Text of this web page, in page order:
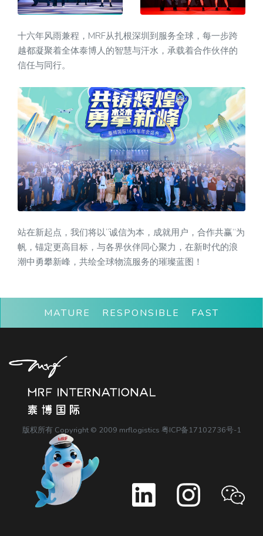
十六年风雨兼程，MRF从扎根深圳到服务全球，每一步跨
越都凝聚着全体泰博人的智慧与汗水，承载着合作伙伴的
信任与同行。
站在新起点，我们将以“诚信为本，成就用户，合作共赢”为
帆，锚定更高目标，与各界伙伴同心聚力，在新时代的浪
潮中勇攀新峰，共绘全球物流服务的璀璨蓝图！
MATURE RESPONSIBLE FAST
版权所有 Copyright © 2009 mrflogistics 粤ICP备17102736号-1